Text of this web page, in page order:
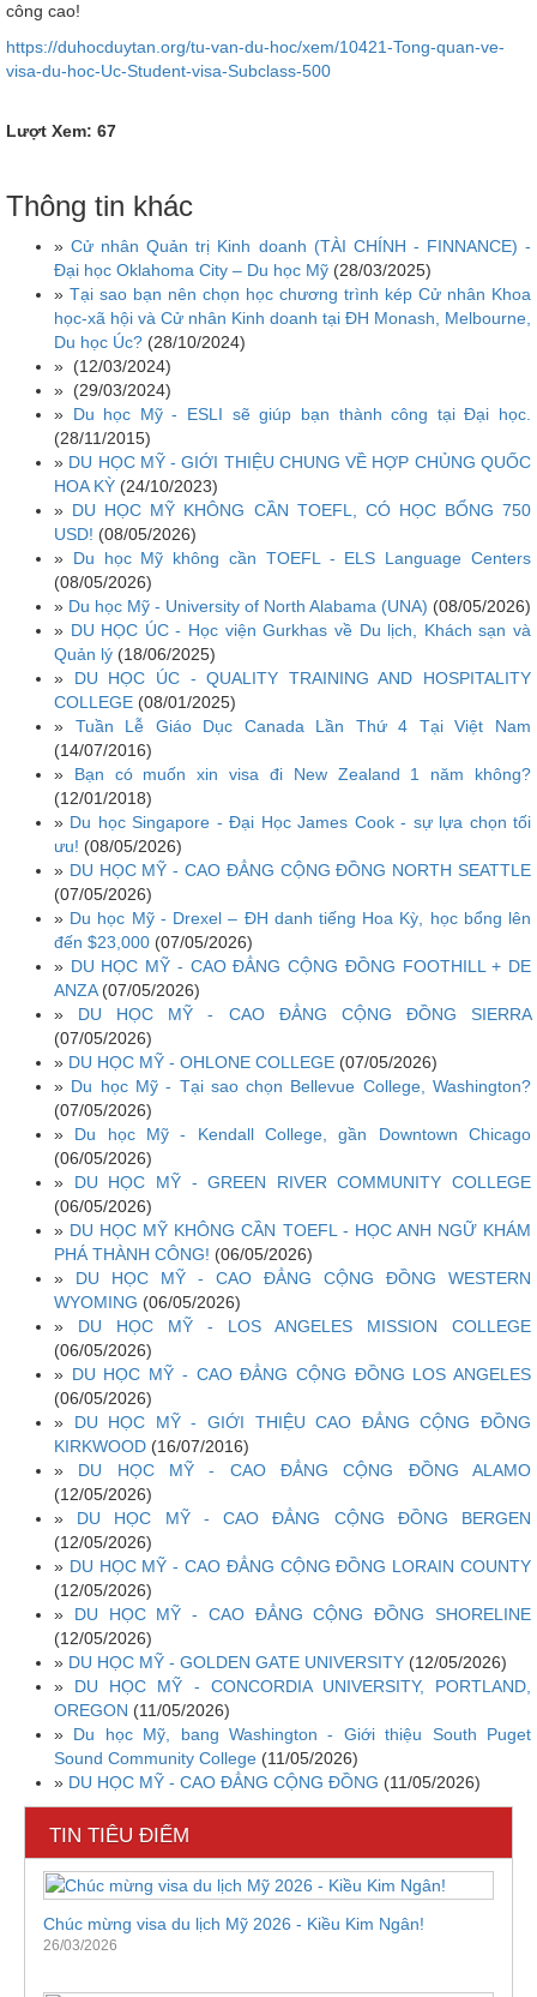
công cao!
https://duhocduytan.org/tu-van-du-hoc/xem/10421-Tong-quan-ve-
visa-du-hoc-Uc-Student-visa-Subclass-500
Lượt Xem: 67
Thông tin khác
»Cử nhân Quản trị Kinh doanh (TÀI CHÍNH - FINNANCE) -
Đại học Oklahoma City – Du học Mỹ (28/03/2025)
» Tại sao bạn nên chọn học chương trình kép Cử nhân Khoa
học-xã hội và Cử nhân Kinh doanh tại ĐH Monash, Melbourne,
Du học Úc? (28/10/2024)
» (12/03/2024)
» (29/03/2024)
» Du học Mỹ - ESLI sẽ giúp bạn thành công tại Đại học.
(28/11/2015)
» DU HỌC MỸ - GIỚI THIỆU CHUNG VỀ HỢP CHỦNG QUỐC
HOA KỲ (24/10/2023)
» DU HỌC MỸ KHÔNG CẦN TOEFL, CÓ HỌC BỔNG 750
USD! (08/05/2026)
» Du học Mỹ không cần TOEFL - ELS Language Centers
(08/05/2026)
» Du học Mỹ - University of North Alabama (UNA) (08/05/2026)
» DU HỌC ÚC - Học viện Gurkhas về Du lịch, Khách sạn và
Quản lý (18/06/2025)
» DU HỌC ÚC - QUALITY TRAINING AND HOSPITALITY
COLLEGE (08/01/2025)
» Tuần Lễ Giáo Dục Canada Lần Thứ 4 Tại Việt Nam
(14/07/2016)
» Bạn có muốn xin visa đi New Zealand 1 năm không?
(12/01/2018)
» Du học Singapore - Đại Học James Cook - sự lựa chọn tối
ưu! (08/05/2026)
» DU HỌC MỸ - CAO ĐẲNG CỘNG ĐỒNG NORTH SEATTLE
(07/05/2026)
» Du học Mỹ - Drexel – ĐH danh tiếng Hoa Kỳ, học bổng lên
đến $23,000 (07/05/2026)
» DU HỌC MỸ - CAO ĐẲNG CỘNG ĐỒNG FOOTHILL + DE
ANZA (07/05/2026)
» DU HỌC MỸ - CAO ĐẲNG CỘNG ĐỒNG SIERRA
(07/05/2026)
» DU HỌC MỸ - OHLONE COLLEGE (07/05/2026)
» Du học Mỹ - Tại sao chọn Bellevue College, Washington?
(07/05/2026)
» Du học Mỹ - Kendall College, gần Downtown Chicago
(06/05/2026)
» DU HỌC MỸ - GREEN RIVER COMMUNITY COLLEGE
(06/05/2026)
» DU HỌC MỸ KHÔNG CẦN TOEFL - HỌC ANH NGỮ KHÁM
PHÁ THÀNH CÔNG! (06/05/2026)
» DU HỌC MỸ - CAO ĐẲNG CỘNG ĐỒNG WESTERN
WYOMING (06/05/2026)
» DU HỌC MỸ - LOS ANGELES MISSION COLLEGE
(06/05/2026)
» DU HỌC MỸ - CAO ĐẲNG CỘNG ĐỒNG LOS ANGELES
(06/05/2026)
» DU HỌC MỸ - GIỚI THIỆU CAO ĐẲNG CỘNG ĐỒNG
KIRKWOOD (16/07/2016)
» DU HỌC MỸ - CAO ĐẲNG CỘNG ĐỒNG ALAMO
(12/05/2026)
» DU HỌC MỸ - CAO ĐẲNG CỘNG ĐỒNG BERGEN
(12/05/2026)
» DU HỌC MỸ - CAO ĐẲNG CỘNG ĐỒNG LORAIN COUNTY
(12/05/2026)
» DU HỌC MỸ - CAO ĐẲNG CỘNG ĐỒNG SHORELINE
(12/05/2026)
» DU HỌC MỸ - GOLDEN GATE UNIVERSITY (12/05/2026)
» DU HỌC MỸ - CONCORDIA UNIVERSITY, PORTLAND,
OREGON (11/05/2026)
» Du học Mỹ, bang Washington - Giới thiệu South Puget
Sound Community College (11/05/2026)
» DU HỌC MỸ - CAO ĐẲNG CỘNG ĐỒNG (11/05/2026)
TIN TIÊU ĐIỂM
Chúc mừng visa du lịch Mỹ 2026 - Kiều Kim Ngân!
26/03/2026